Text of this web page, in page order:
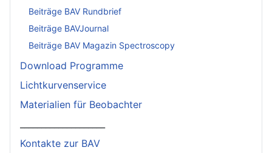
Beiträge BAV Rundbrief
Beiträge BAVJournal
Beiträge BAV Magazin Spectroscopy
Download Programme
Lichtkurvenservice
Materialien für Beobachter
Kontakte zur BAV